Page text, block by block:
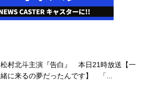
松村北斗主演『告白』 本日21時放送【一
緒に来るの夢だったんです】 「...